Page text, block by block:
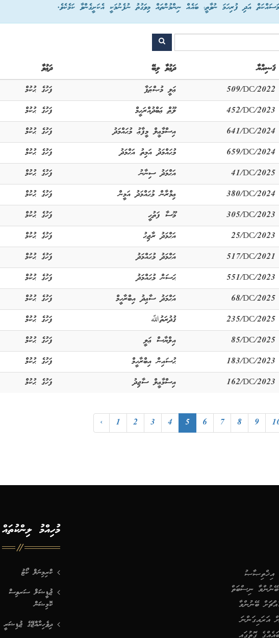
އަދި ފުރިހަމަ ނުވާތީ، ބައެއް ނިންމުންތައް މިވަގުތު ނުފެނުމަކީ އެކަށީގެންވާ ކަމެކެވެ.
ޤަޟިއްޔާ ދަޢުވާ ލިބޭ ދަޢުވާ
509/DC/2022 ޢަލީ މުޞްޠަފާ ފަހުގެ ޙުކުމް
452/DC/2023 ލޫޠް ޢަބްދުއްރަޙީމް ފަހުގެ ޙުކުމް
641/DC/2024 އިސްމާޢީލް މީފާޢު މުޙައްމަދު ފަހުގެ ޙުކުމް
659/DC/2024 މުޙައްމަދު އަމިތު އަޙްމަދު ފަހުގެ ޙުކުމް
41/DC/2025 އަޙްމަދު ސިނާނު ފަހުގެ ޙުކުމް
380/DC/2024 ޢިމްރާން މުޙައްމަދު އަމީން ފަހުގެ ޙުކުމް
305/DC/2023 މޫސާ ފަތުޙީ ފަހުގެ ޙުކުމް
25/DC/2023 އަޙްމަދު ރާޖިޙު ފަހުގެ ޙުކުމް
517/DC/2021 އަޙްމަދު މުޙައްމަދު ފަހުގެ ޙުކުމް
551/DC/2023 ޙަސަން މުޙައްމަދު ފަހުގެ ޙުކުމް
68/DC/2025 އަޙްމަދު ސާޢިދު އިބްރާހީމް ފަހުގެ ޙުކުމް
235/DC/2025 ޤުދުރަތުﷲ ފަހުގެ ޙުކުމް
85/DC/2025 އިލްޔާސް ޢަލީ ފަހުގެ ޙުކުމް
183/DC/2023 ޙުސައިން އިބްރާހީމް ފަހުގެ ޙުކުމް
162/DC/2023 އިސްމާޢީލް ސާޖިދު ފަހުގެ ޙުކުމް
‹ 1 2 3 4 5 6 7 8 9
އިޚްތިޞާޞު
ނިސްބަތް
ބޭނުންވާ
އަރައިގަންނަ
ގޮތުގައި
މުހިއްމު ލިންކުތައް
ކްރިމިނަލް ކޯޓު
ޖުޑީޝަލް ސަރވިސް
ކޮމިޝަން
ދިވެހިރާއްޖޭގެ ޖުޑިޝަރީ